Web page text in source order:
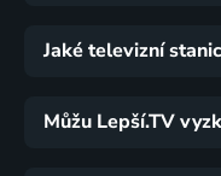
Jaké televizní
Můžu Lepší.TV